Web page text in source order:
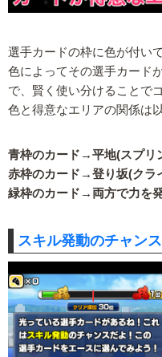
選手カードの枠に色が付い
色によってその選手カード
で、賢く使い分けることで
色と得意なエリアの関係は
青枠のカード→平地(スプリ
赤枠のカード→登り坂(クラ
緑枠のカード→両方で力を
スキル発動のチャン